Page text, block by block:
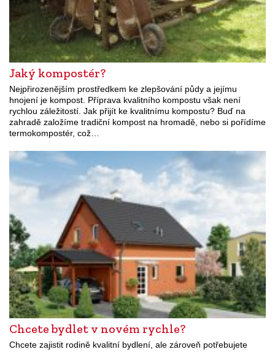
Jaký kompostér?
Nejpřirozenějším prostředkem ke zlepšování půdy a jejímu
hnojení je kompost. Příprava kvalitního kompostu však není
rychlou záležitostí. Jak přijít ke kvalitnímu kompostu? Buď na
zahradě založíme tradiční kompost na hromadě, nebo si pořídíme
termokompostér, což…
Chcete bydlet v novém rychle?
Chcete zajistit rodině kvalitní bydlení, ale zároveň potřebujete